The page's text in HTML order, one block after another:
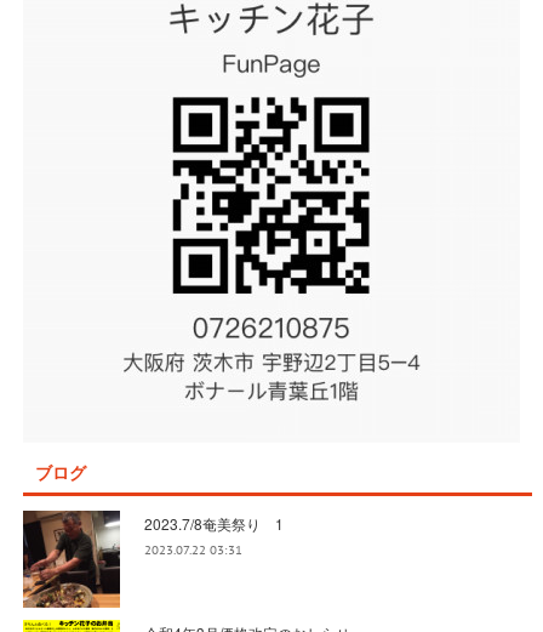
ブログ
2023.7/8奄美祭り 1
2023.07.22 03:31